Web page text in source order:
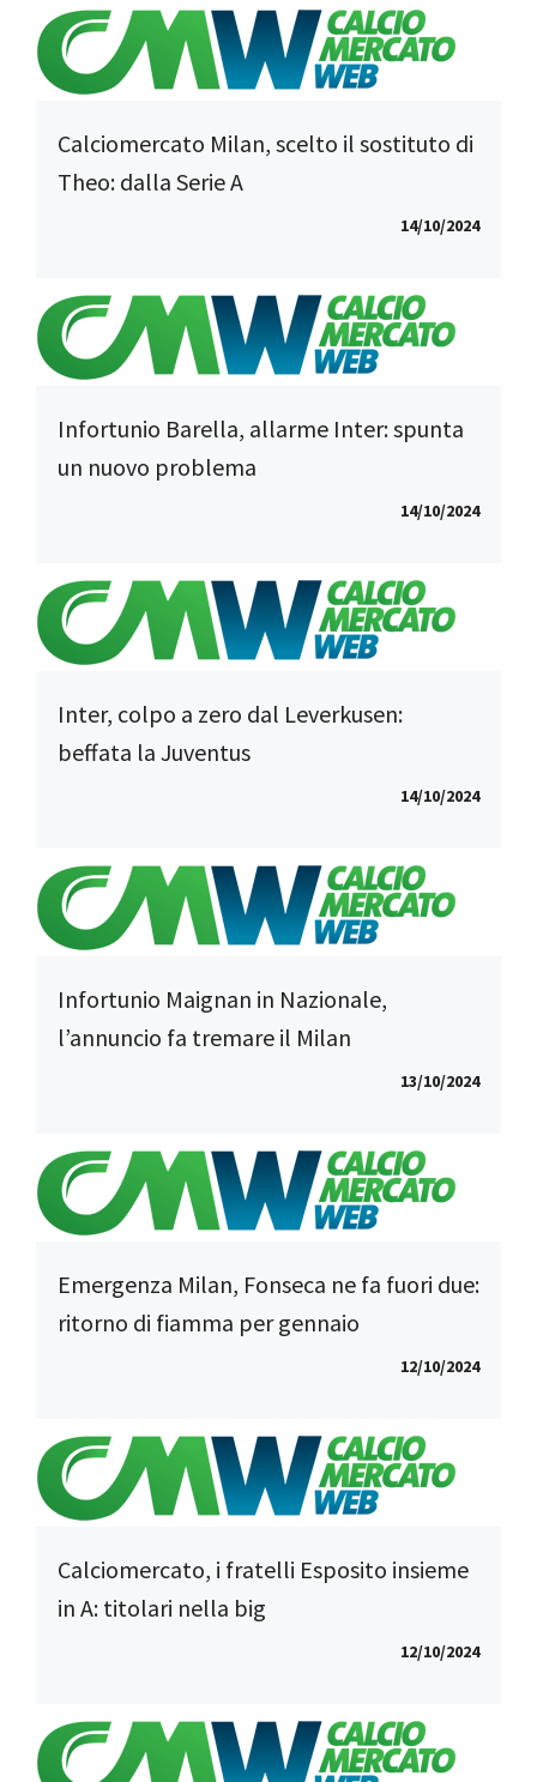
Calciomercato Milan, scelto il sostituto di
Theo: dalla Serie A
14/10/2024
Infortunio Barella, allarme Inter: spunta
un nuovo problema
14/10/2024
Inter, colpo a zero dal Leverkusen:
beffata la Juventus
14/10/2024
Infortunio Maignan in Nazionale,
l’annuncio fa tremare il Milan
13/10/2024
Emergenza Milan, Fonseca ne fa fuori due:
ritorno di fiamma per gennaio
12/10/2024
Calciomercato, i fratelli Esposito insieme
in A: titolari nella big
12/10/2024